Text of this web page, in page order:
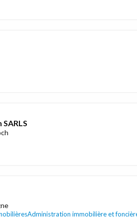
Administration immobilière et